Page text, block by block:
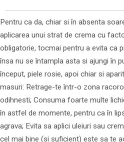
Pentru ca da, chiar si în absenta
aplicarea unui strat de crema cu
obligatorie, tocmai pentru a evita ca
însa nu se întampla asta si ajungi în
început, piele rosie, apoi chiar si
masuri: Retrage-te într-o zona
odihnesti; Consuma foarte multe
în astfel de momente, pentru ca în
agrava; Evita sa aplici uleiuri sau
cel mai bine (si suficient) este sa te